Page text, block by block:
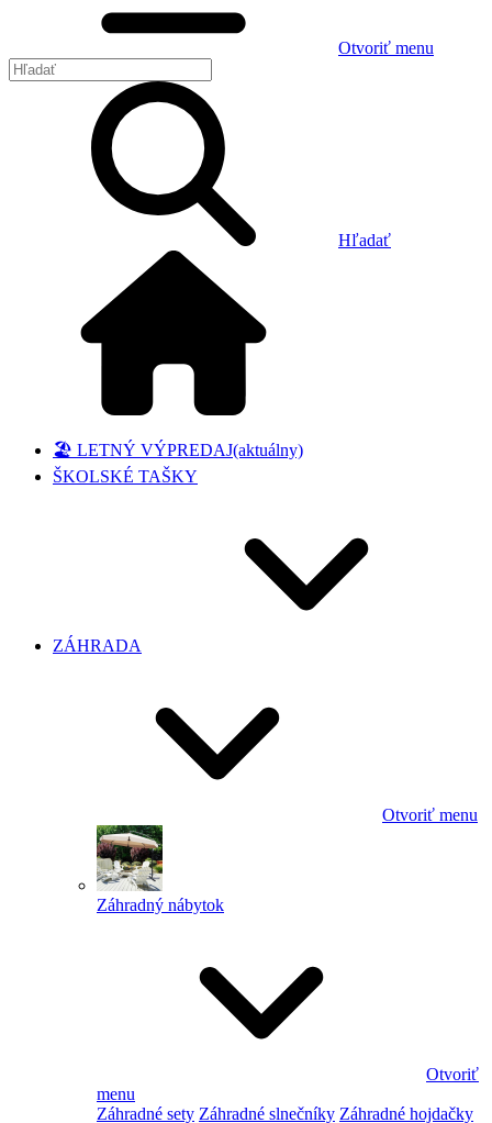
Otvoriť menu
Hľadať
🏖️ LETNÝ VÝPREDAJ(aktuálny)
ŠKOLSKÉ TAŠKY
ZÁHRADA
Otvoriť menu
Záhradný nábytok
Otvoriť
menu
Záhradné sety Záhradné slnečníky Záhradné hojdačky